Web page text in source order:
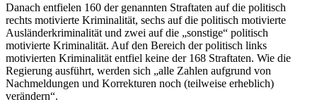
Danach entfielen 160 der genannten Straftaten auf die politisch
rechts motivierte Kriminalität, sechs auf die politisch motivierte
Ausländerkriminalität und zwei auf die „sonstige“ politisch
motivierte Kriminalität. Auf den Bereich der politisch links
motivierten Kriminalität entfiel keine der 168 Straftaten. Wie die
Regierung ausführt, werden sich „alle Zahlen aufgrund von
Nachmeldungen und Korrekturen noch (teilweise erheblich)
verändern“.